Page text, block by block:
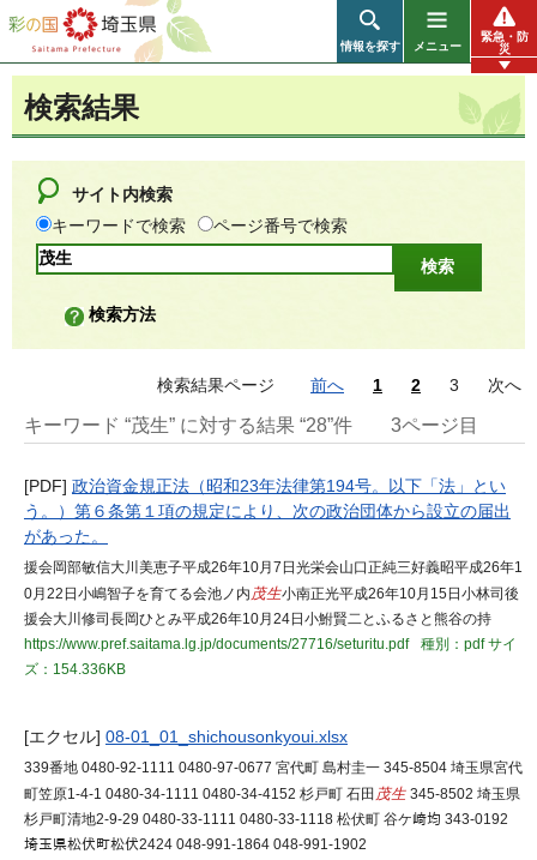
彩の国 埼玉県
情報を探す メニュー
緊急・防
災
検索結果
サイト内検索
キーワードで検索
ページ番号で検索
検索方法
検索結果ページ 前へ 1 2 3 次へ
キーワード “茂生” に対する結果 “28”件 3ページ目
[PDF] 政治資金規正法（昭和23年法律第194号。以下「法」とい
う。）第６条第１項の規定により、次の政治団体から設立の届出
があった。
援会岡部敏信大川美恵子平成26年10月7日光栄会山口正純三好義昭平成26年1
0月22日小嶋智子を育てる会池ノ内茂生小南正光平成26年10月15日小林司後
援会大川修司長岡ひとみ平成26年10月24日小鮒賢二とふるさと熊谷の持
https://www.pref.saitama.lg.jp/documents/27716/seturitu.pdf
種別：pdfサイ
ズ：154.336KB
[エクセル] 08-01_01_shichousonkyoui.xlsx
339番地 0480-92-1111 0480-97-0677 宮代町 島村圭一 345-8504 埼玉県宮代
町笠原1-4-1 0480-34-1111 0480-34-4152 杉戸町 石田 茂生 345-8502 埼玉県
杉戸町清地2-9-29 0480-33-1111 0480-33-1118 松伏町 谷ケ﨑均 343-0192
埼玉県松伏町松伏2424 048-991-1864 048-991-1902